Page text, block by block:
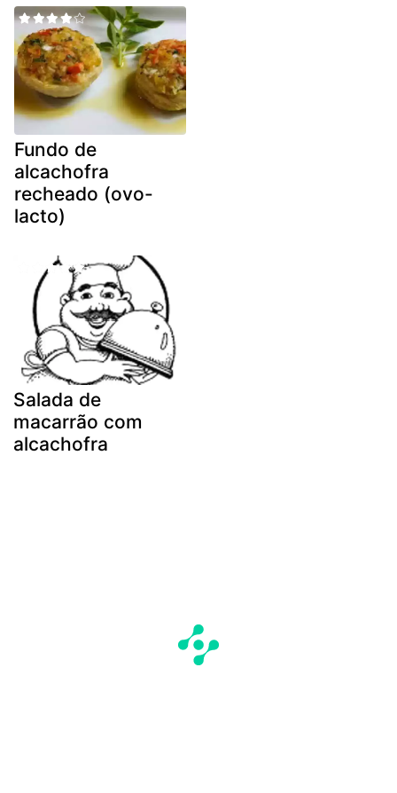
Fundo de
alcachofra
recheado (ovo-
lacto)
Salada de
macarrão com
alcachofra